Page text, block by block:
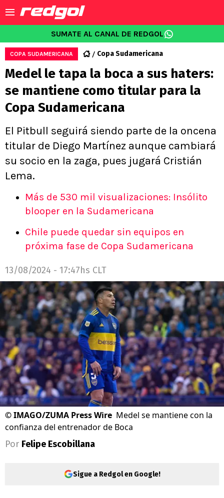
SUMATE AL CANAL DE REDGOL
COPA SUDAMERICANA Copa Sudamericana
Medel le tapa la boca a sus haters:
se mantiene como titular para la
Copa Sudamericana
El Pitbull seguirá siendo parte de la oncena
titular de Diego Martínez aunque cambiará
su socio en la zaga, pues jugará Cristián
Lema.
Más de 530 mil visualizaciones: Insólito
blooper en la Sudamericana
Chile puede quedar sin equipos en
próxima fase de Copa Sudamericana
13/08/2024 - 17:47hs CLT
©IMAGO/ZUMA Press Wire Medel se mantiene con la
confianza del entrenador de Boca
Por Felipe Escobillana
Sigue a Redgol en Google!